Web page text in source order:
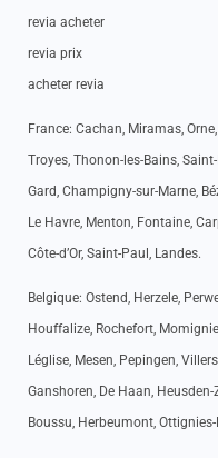
revia acheter
revia prix
acheter revia
France: Cachan, Miramas,
Troyes, Thonon-les-Bains,
Gard, Champigny-sur-Marne,
Le Havre, Menton, Fontaine,
Côte-d’Or, Saint-Paul, Landes.
Belgique: Ostend, Herzele,
Houffalize, Rochefort,
Léglise, Mesen, Pepingen,
Ganshoren, De Haan,
Boussu, Herbeumont,